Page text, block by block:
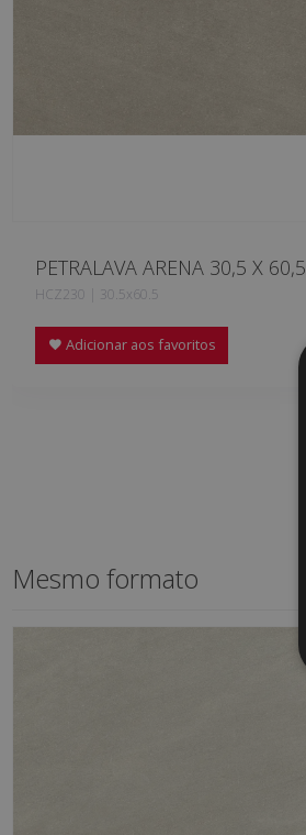
PETRALAVA ARENA 30,5 X 60,5
HCZ230 | 30.5x60.5
Adicionar aos favoritos
Mesmo formato